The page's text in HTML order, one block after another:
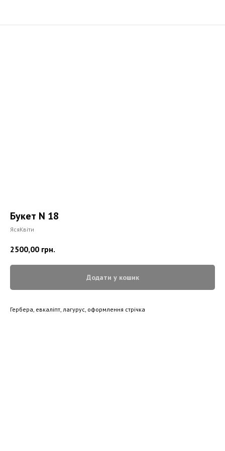
Букет N 18
ЯсяКвіти
2500,00 грн.
Додати у кошик
Гербера, евкаліпт, лагурус, оформлення стрічка